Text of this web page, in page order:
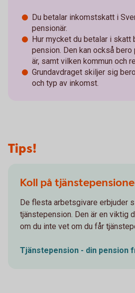
Du betalar inkomstskatt i
pensionär.
Hur mycket du betalar i skatt
pension. Den kan också bero
är, samt vilken kommun och
Grundavdraget skiljer sig
och typ av inkomst.
Tips!
Koll på
De flesta arbetsgivare erbjuder
tjänstepension. Den är en viktig
om du inte vet om du får
Tjänstepension - din pension